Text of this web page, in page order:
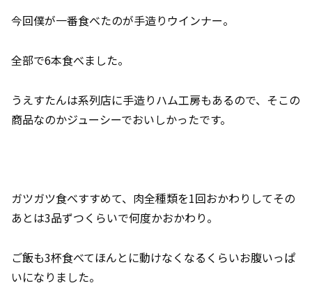
今回僕が一番食べたのが手造りウインナー。
全部で6本食べました。
うえすたんは系列店に手造りハム工房もあるので、そこの
商品なのかジューシーでおいしかったです。
ガツガツ食べすすめて、肉全種類を1回おかわりしてその
あとは3品ずつくらいで何度かおかわり。
ご飯も3杯食べてほんとに動けなくなるくらいお腹いっぱ
いになりました。